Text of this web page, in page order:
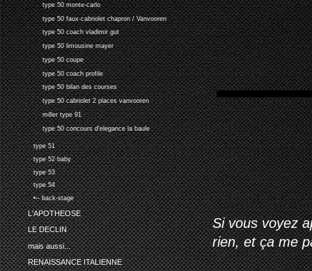
type 50 monte-carlo
type 50 faux-cabriolet chapron / Vanvooren
type 50 coach vladimir gut
type 50 limousine mayer
type 50 coupe
type 50 coach profile
type 50 bilan des courses
type 50 cabriolet 2 places vanvooren
miller type 91
type 50 concours d'elegance la baule
type 51
type 52 baby
type 53
type 54
•-- back-stage
L'APOTHEOSE
LE DECLIN
mais aussi...
RENAISSANCE ITALIENNE
Si vous voyez
rien, et ça me